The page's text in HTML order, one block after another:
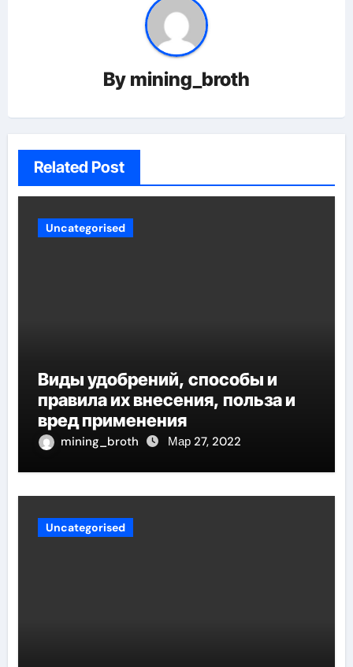
By mining_broth
Related Post
Uncategorised
Виды удобрений, способы и
правила их внесения, польза и
вред применения
mining_broth Мар 27, 2022
Uncategorised